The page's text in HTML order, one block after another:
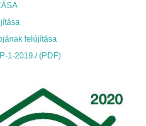
felújítása
1-2019./ (PDF)